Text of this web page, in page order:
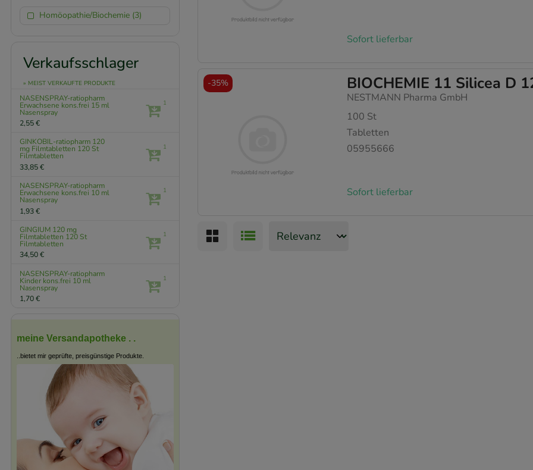
Sofort lieferbar
BIOCHEMIE 11 Silicea D
NESTMANN Pharma GmbH
100 St
Tabletten
05955666
Sofort lieferbar
-35%
Homöopathie/Biochemie (3)
Verkaufsschlager
» MEIST VERKAUFTE PRODUKTE
NASENSPRAY-ratiopharm
Erwachsene kons.frei 15 ml
Nasenspray
2,55 €
1
GINKOBIL-ratiopharm 120
mg Filmtabletten 120 St
Filmtabletten
33,85 €
1
NASENSPRAY-ratiopharm
Erwachsene kons.frei 10 ml
Nasenspray
1,93 €
1
GINGIUM 120 mg
Filmtabletten 120 St
Filmtabletten
34,50 €
1
NASENSPRAY-ratiopharm
Kinder kons.frei 10 ml
Nasenspray
1,70 €
1
meine Versandapotheke . .
..bietet mir geprüfte, preisgünstige Produkte.